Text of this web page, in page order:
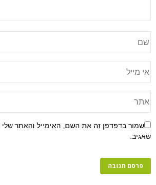
שמור בדפדפן זה את השם, האימייל והאתר
שאגיב.